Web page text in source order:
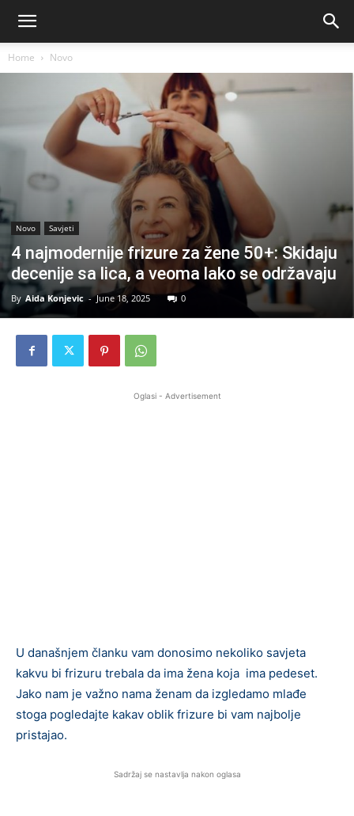
Home Novo
Novo Savjeti
4 najmodernije frizure za žene 50+: Skidaju
decenije sa lica, a veoma lako se održavaju
By Aida Konjevic - June 18, 2025 0
Oglasi - Advertisement
U današnjem članku vam donosimo nekoliko savjeta
kakvu bi frizuru trebala da ima žena koja ima pedeset.
Jako nam je važno nama ženam da izgledamo mlađe
stoga pogledajte kakav oblik frizure bi vam najbolje
pristajao.
Sadržaj se nastavlja nakon oglasa